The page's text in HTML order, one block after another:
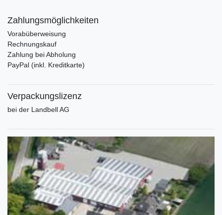
Zahlungsmöglichkeiten
Vorabüberweisung
Rechnungskauf
Zahlung bei Abholung
PayPal (inkl. Kreditkarte)
Verpackungslizenz
bei der Landbell AG